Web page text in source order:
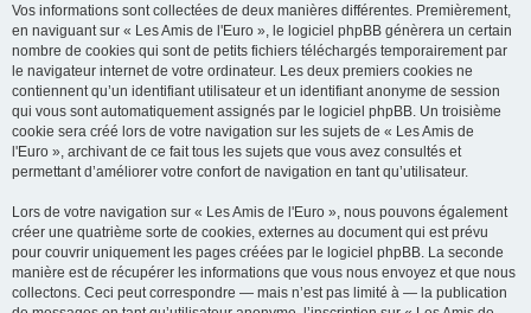
Vos informations sont collectées de deux manières différentes. Premièrement,
en naviguant sur « Les Amis de l'Euro », le logiciel phpBB génèrera un certain
nombre de cookies qui sont de petits fichiers téléchargés temporairement par
le navigateur internet de votre ordinateur. Les deux premiers cookies ne
contiennent qu’un identifiant utilisateur et un identifiant anonyme de session
qui vous sont automatiquement assignés par le logiciel phpBB. Un troisième
cookie sera créé lors de votre navigation sur les sujets de « Les Amis de
l'Euro », archivant de ce fait tous les sujets que vous avez consultés et
permettant d’améliorer votre confort de navigation en tant qu’utilisateur.
Lors de votre navigation sur « Les Amis de l'Euro », nous pouvons également
créer une quatrième sorte de cookies, externes au document qui est prévu
pour couvrir uniquement les pages créées par le logiciel phpBB. La seconde
manière est de récupérer les informations que vous nous envoyez et que nous
collectons. Ceci peut correspondre — mais n’est pas limité à — la publication